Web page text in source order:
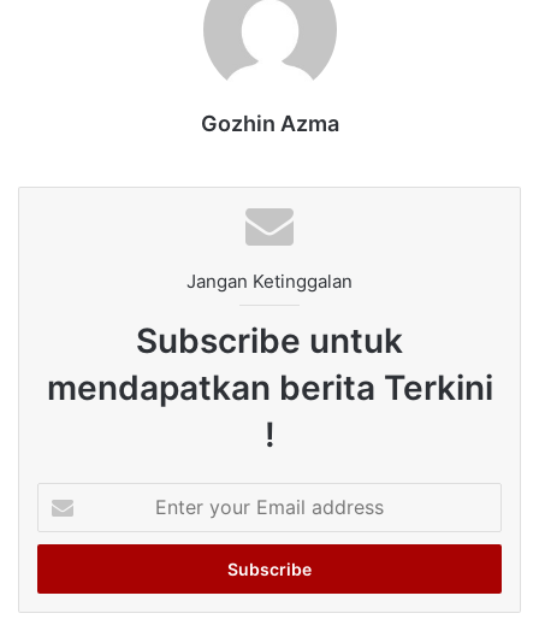
Gozhin Azma
Jangan Ketinggalan
Subscribe untuk
mendapatkan berita Terkini
!
your
Email